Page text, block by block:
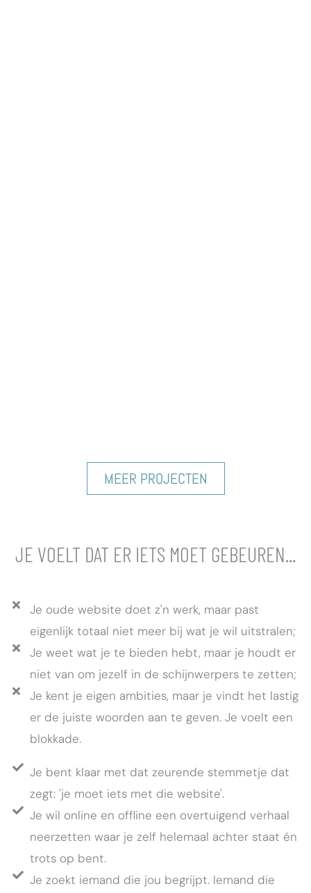
MEER PROJECTEN
JE VOELT DAT ER IETS MOET GEBEUREN...
Je oude website doet z'n werk, maar past
eigenlijk totaal niet meer bij wat je wil uitstralen;
Je weet wat je te bieden hebt, maar je houdt er
niet van om jezelf in de schijnwerpers te zetten;
Je kent je eigen ambities, maar je vindt het lastig
er de juiste woorden aan te geven. Je voelt een
blokkade.
Je bent klaar met dat zeurende stemmetje dat
zegt: 'je moet iets met die website'.
Je wil online en offline een overtuigend verhaal
neerzetten waar je zelf helemaal achter staat én
trots op bent.
Je zoekt iemand die jou begrijpt. Iemand die